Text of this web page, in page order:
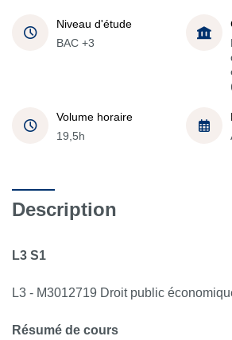
Niveau d'étude
BAC +3
Volume horaire
19,5h
Description
L3 S1
L3 - M3012719 Droit public
Résumé de cours